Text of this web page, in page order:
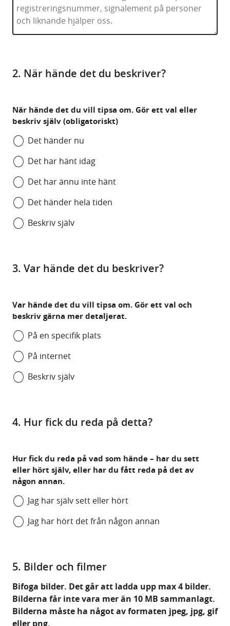
2. När hände det du beskriver?
Det händer nu
Det har hänt idag
Det har ännu inte hänt
Det händer hela tiden
Beskriv själv
När hände det du vill tipsa om. Gör ett val eller
beskriv själv (obligatoriskt)
3. Var hände det du beskriver?
På en specifik plats
På internet
Beskriv själv
Var hände det du vill tipsa om. Gör ett val och
beskriv gärna mer detaljerat.
4. Hur fick du reda på detta?
Jag har själv sett eller hört
Jag har hört det från någon annan
Hur fick du reda på vad som hände – har du sett
eller hört själv, eller har du fått reda på det av
någon annan.
5. Bilder och filmer
Bifoga bilder. Det går att ladda upp max 4 bilder.
Bilderna får inte vara mer än 10 MB sammanlagt.
Bilderna måste ha något av formaten jpeg, jpg, gif
eller png.